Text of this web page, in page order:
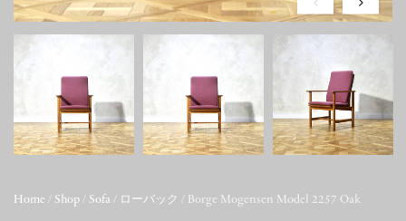
Home / Shop / Sofa / ローバック / Borge Mogensen Model 2257 Oak